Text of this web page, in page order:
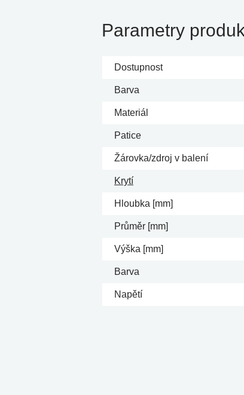
Parametry
Dostupnost
Barva
Materiál
Patice
Žárovka/zdroj v balení
Krytí
Hloubka [mm]
Průměr [mm]
Výška [mm]
Barva
Napětí